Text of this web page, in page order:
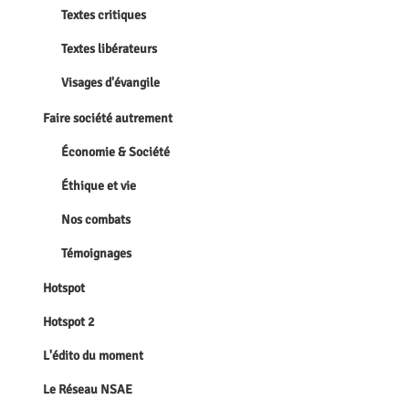
Textes critiques
Textes libérateurs
Visages d'évangile
Faire société autrement
Économie & Société
Éthique et vie
Nos combats
Témoignages
Hotspot
Hotspot 2
L'édito du moment
Le Réseau NSAE